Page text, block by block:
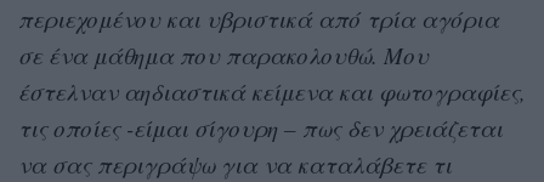
περιεχομένου και υβριστικά από τρία αγόρια
σε ένα μάθημα που παρακολουθώ. Μου
έστελναν αηδιαστικά κείμενα και φωτογραφίες,
τις οποίες -είμαι σίγουρη – πως δεν χρειάζεται
να σας περιγράψω για να καταλάβετε τι